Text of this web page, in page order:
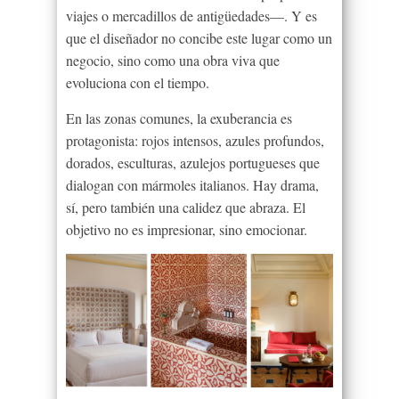
viajes o mercadillos de antigüedades—. Y es
que el diseñador no concibe este lugar como un
negocio, sino como una obra viva que
evoluciona con el tiempo.
En las zonas comunes, la exuberancia es
protagonista: rojos intensos, azules profundos,
dorados, esculturas, azulejos portugueses que
dialogan con mármoles italianos. Hay drama,
sí, pero también una calidez que abraza. El
objetivo no es impresionar, sino emocionar.